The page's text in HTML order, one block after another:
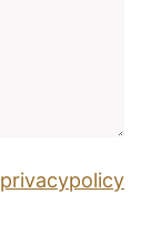
privacypolicy